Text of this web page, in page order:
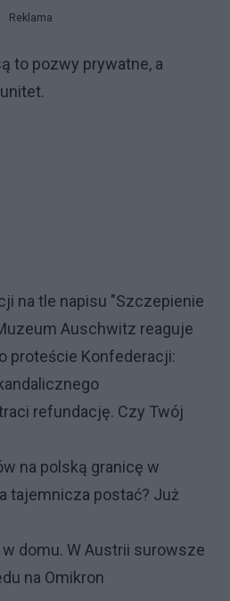
Reklama
to pozwy prywatne, a
na tle napisu "Szczepienie
Auschwitz reaguje
proteście Konfederacji:
refundację. Czy Twój
na polską granicę w
tajemnicza postać? Już
domu. W Austrii surowsze
na Omikron